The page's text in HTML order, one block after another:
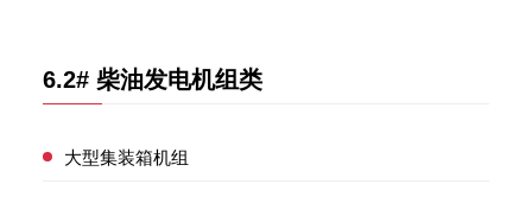
6.2# 柴油发电机组类
大型集装箱机组